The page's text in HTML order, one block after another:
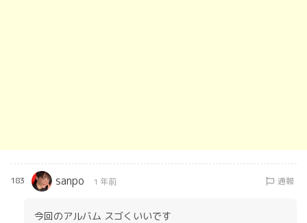
183 sanpo 1 年前 通報
今回のアルバム スゴくいいです